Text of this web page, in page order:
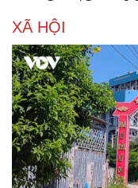
XÃ HỘI